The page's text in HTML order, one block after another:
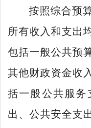
按照综合预
所有收入和支出
包括一般公共预
其他财政资金收
括一般公共服务
出、公共安全支